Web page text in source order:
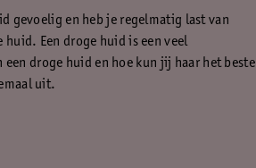
gevoelig en heb je regelmatig last van
Een droge huid is een veel
droge huid en hoe kun jij haar het beste
uit.